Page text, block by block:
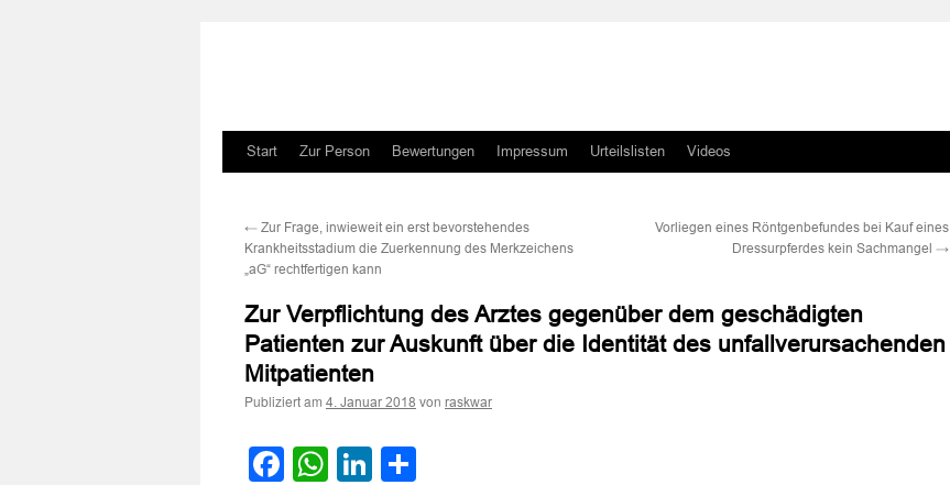
Zum
springen
Start Zur Person Bewertungen Impressum Urteilslisten Videos
← Zur Frage, inwieweit ein erst bevorstehendes
Krankheitsstadium die Zuerkennung des Merkzeichens
„aG“ rechtfertigen kann
Vorliegen eines Röntgenbefundes bei Kauf eines
Dressurpferdes kein Sachmangel →
Zur Verpflichtung des Arztes gegenüber dem geschädigten
Patienten zur Auskunft über die Identität des unfallverursachenden
Mitpatienten
Publiziert am 4. Januar 2018 von raskwar
Facebook
WhatsApp
LinkedIn